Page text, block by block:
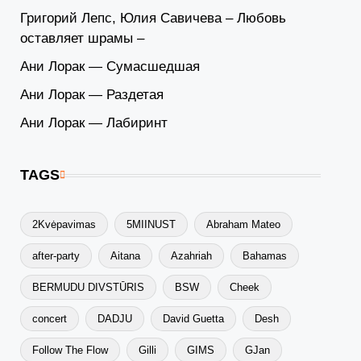
Григорий Лепс, Юлия Савичева – Любовь
оставляет шрамы –
Ани Лорак — Сумасшедшая
Ани Лорак — Раздетая
Ани Лорак — Лабиринт
TAGS
2Kvėpavimas 5MIINUST Abraham Mateo
after-party Aitana Azahriah Bahamas
BERMUDU DIVSTŪRIS BSW Cheek
concert DADJU David Guetta Desh
Follow The Flow Gilli GIMS GJan